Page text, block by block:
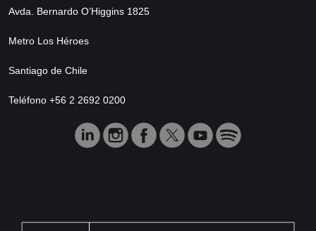
Avda. Bernardo O’Higgins 1825
Metro Los Héroes
Santiago de Chile
Teléfono +56 2 2692 0200